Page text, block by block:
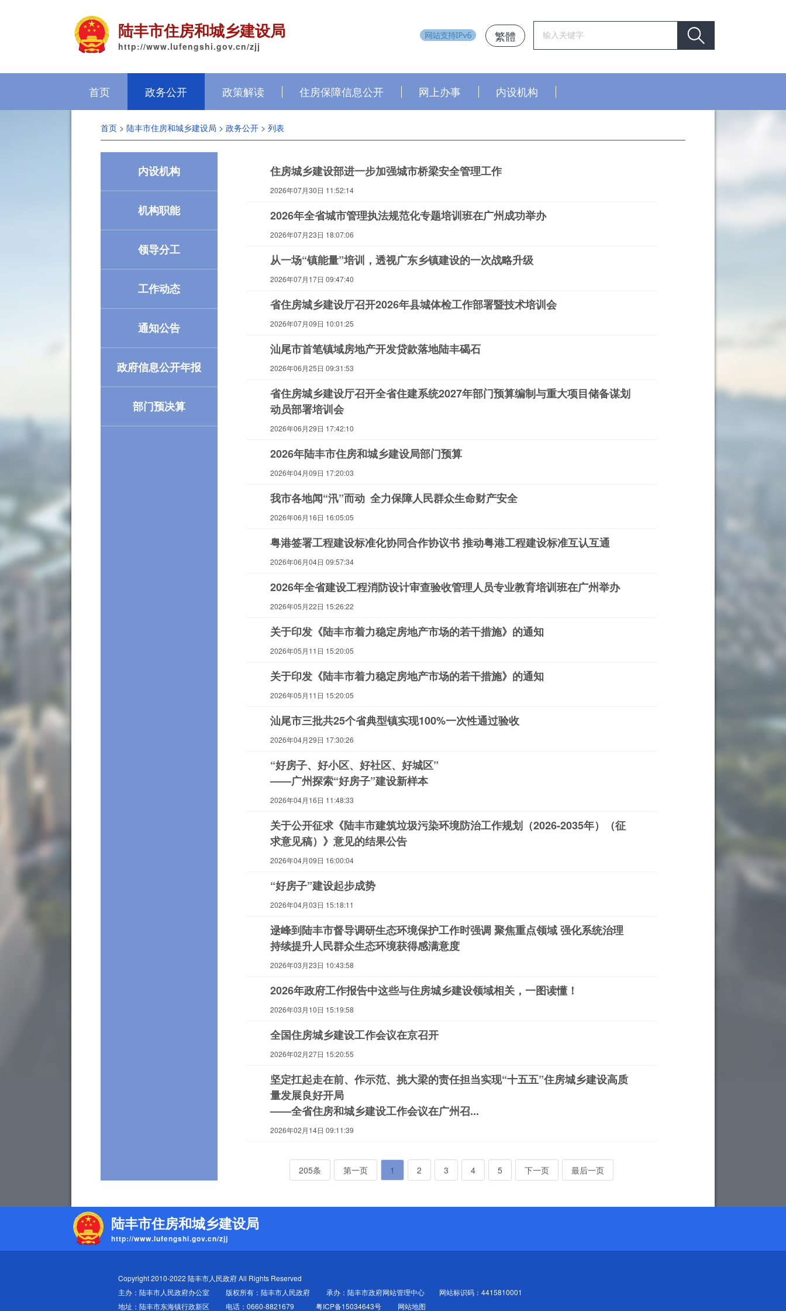
陆丰市住房和城乡建设局
http://www.lufengshi.gov.cn/zjj
繁體
首页 政务公开 政策解读 住房保障信息公开 网上办事 内设机构
首页 > 陆丰市住房和城乡建设局 > 政务公开 > 列表
内设机构
机构职能
领导分工
工作动态
通知公告
政府信息公开年报
部门预决算
住房城乡建设部进一步加强城市桥梁安全管理工作
2026年07月30日 11:52:14
2026年全省城市管理执法规范化专题培训班在广州成功举办
2026年07月23日 18:07:06
从一场“镇能量”培训，透视广东乡镇建设的一次战略升级
2026年07月17日 09:47:40
省住房城乡建设厅召开2026年县城体检工作部署暨技术培训会
2026年07月09日 10:01:25
汕尾市首笔镇域房地产开发贷款落地陆丰碣石
2026年06月25日 09:31:53
省住房城乡建设厅召开全省住建系统2027年部门预算编制与重大项目储备谋划
动员部署培训会
2026年06月29日 17:42:10
2026年陆丰市住房和城乡建设局部门预算
2026年04月09日 17:20:03
我市各地闻“汛”而动 全力保障人民群众生命财产安全
2026年06月16日 16:05:05
粤港签署工程建设标准化协同合作协议书 推动粤港工程建设标准互认互通
2026年06月04日 09:57:34
2026年全省建设工程消防设计审查验收管理人员专业教育培训班在广州举办
2026年05月22日 15:26:22
关于印发《陆丰市着力稳定房地产市场的若干措施》的通知
2026年05月11日 15:20:05
关于印发《陆丰市着力稳定房地产市场的若干措施》的通知
2026年05月11日 15:20:05
汕尾市三批共25个省典型镇实现100%一次性通过验收
2026年04月29日 17:30:26
“好房子、好小区、好社区、好城区”
——广州探索“好房子”建设新样本
2026年04月16日 11:48:33
关于公开征求《陆丰市建筑垃圾污染环境防治工作规划（2026-2035年）（征
求意见稿）》意见的结果公告
2026年04月09日 16:00:04
“好房子”建设起步成势
2026年04月03日 15:18:11
逯峰到陆丰市督导调研生态环境保护工作时强调 聚焦重点领域 强化系统治理
持续提升人民群众生态环境获得感满意度
2026年03月23日 10:43:58
2026年政府工作报告中这些与住房城乡建设领域相关，一图读懂！
2026年03月10日 15:19:58
全国住房城乡建设工作会议在京召开
2026年02月27日 15:20:55
坚定扛起走在前、作示范、挑大梁的责任担当实现“十五五”住房城乡建设高质
量发展良好开局
——全省住房和城乡建设工作会议在广州召...
2026年02月14日 09:11:39
205条 第一页 1 2 3 4 5 下一页 最后一页
陆丰市住房和城乡建设局
http://www.lufengshi.gov.cn/zjj
Copyright 2010-2022 陆丰市人民政府 All Rights Reserved
主办：陆丰市人民政府办公室
版权所有：陆丰市人民政府 承办：陆丰市政府网站管理中心
网站标识码：4415810001
地址：陆丰市东海镇行政新区
电话：0660-8821679 粤ICP备15034643号 网站地图